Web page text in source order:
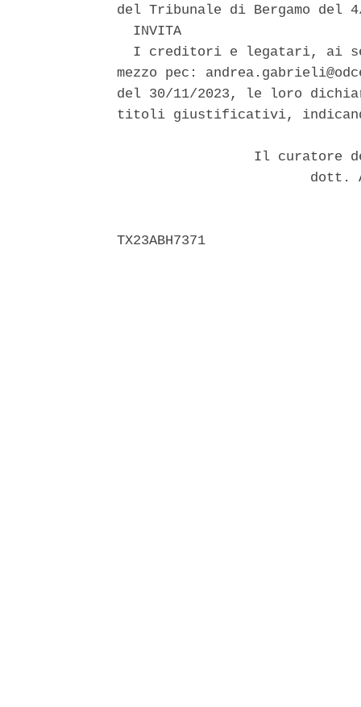
del Tribunale di Bergamo del
  INVITA
I creditori e legatari, ai
mezzo pec:
del 30/11/2023, le loro
titoli giustificativi,
Il curatore